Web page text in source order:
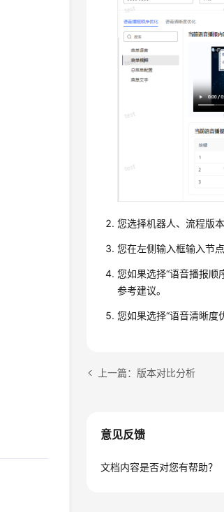
您选择机器人、流程版
您在左侧输入框输入节
您如果选择“语音播报顺
参考建议。
您如果选择“语音清晰度
上一篇：版本对比分析
意见反馈
文档内容是否对您有帮助？